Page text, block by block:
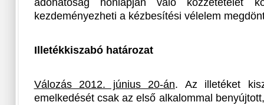
adóhatóság honlapján való közzétételét
kezdeményezheti a kézbesítési vélelem
Illetékkiszabó határozat
Válozás 2012. június 20-án. Az illetéket
emelkedését csak az első alkalommal